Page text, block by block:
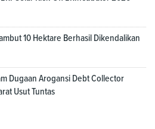
10 Hektare Berhasil Dikendalikan
Dugaan Arogansi Debt Collector
Usut Tuntas